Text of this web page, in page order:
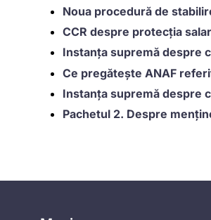
Noua procedură de
CCR despre protecția
Instanța supremă despre
Ce pregătește ANAF
Instanța supremă despre
Pachetul 2. Despre